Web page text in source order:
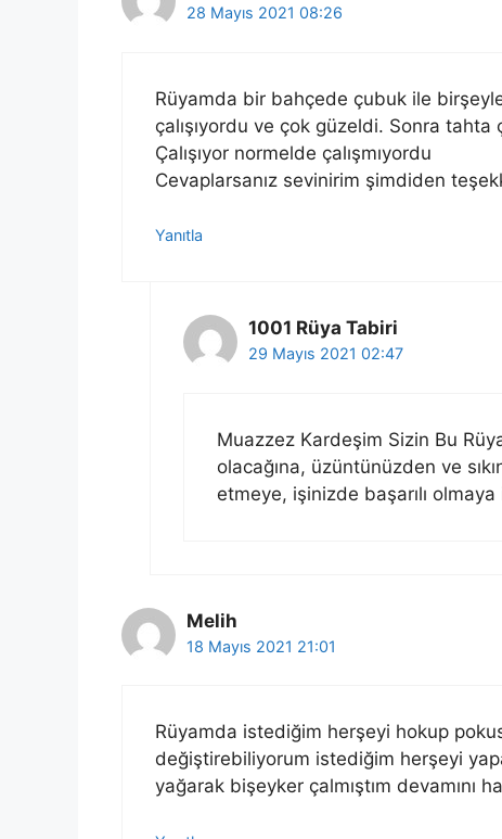
28 Mayıs 2021 08:26
Rüyamda bir bahçede çubuk ile
çalışıyordu ve çok güzeldi. Sonra
Çalışıyor normelde çalışmıyordu
Cevaplarsanız sevinirim şimdiden
Yanıtla
1001 Rüya Tabiri
29 Mayıs 2021 02:47
Muazzez Kardeşim Sizin Bu
olacağına, üzüntünüzden ve
etmeye, işinizde başarılı
Melih
18 Mayıs 2021 21:01
Rüyamda istediğim herşeyi hokup
değiştirebiliyorum istediğim herşeyi
yağarak bişeyker çalmıştım devamını